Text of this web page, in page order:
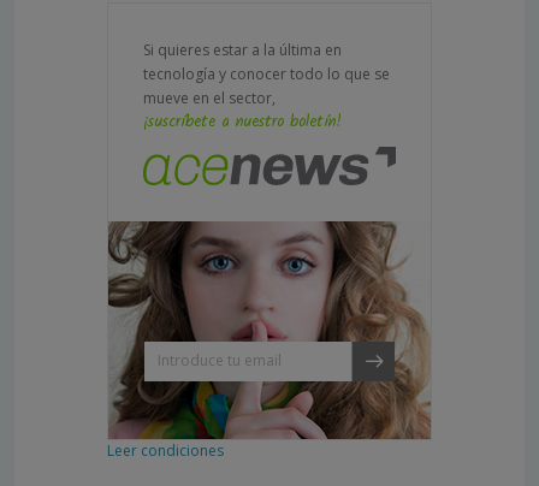
Si quieres estar a la última en
tecnología y conocer todo lo que se
mueve en el sector,
¡suscríbete a nuestro boletín!
Leer condiciones